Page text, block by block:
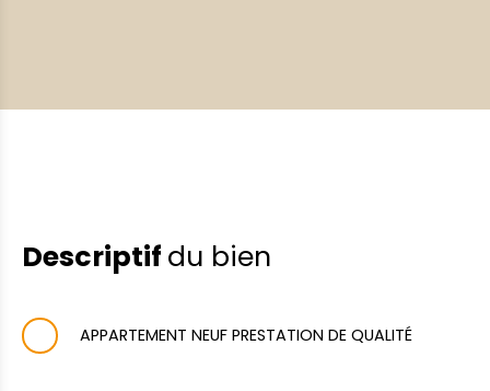
Descriptif du bien
APPARTEMENT NEUF PRESTATION DE QUALITÉ